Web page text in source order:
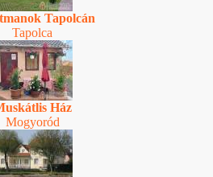
Tapolcán
Tapolca
Ház
Mogyoród